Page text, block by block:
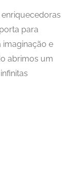
para
imaginação e
abrimos um